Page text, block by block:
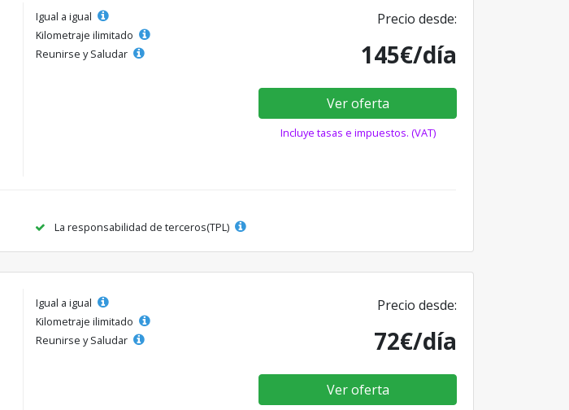
Igual a igual
Kilometraje ilimitado
Reunirse y Saludar
Precio desde:
145€/día
Ver oferta
Incluye tasas e impuestos. (VAT)
La responsabilidad de terceros(TPL)
Igual a igual
Kilometraje ilimitado
Reunirse y Saludar
Precio desde:
72€/día
Ver oferta